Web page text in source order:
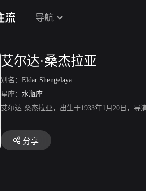
导航
艾尔达·桑杰拉亚
别名： Eldar Shengelaya
星座： 水瓶座
艾尔达·桑杰拉亚，出生于1933年1月20日，
分享